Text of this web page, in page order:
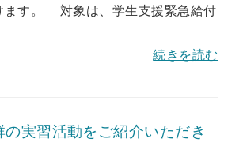
ます。 対象は、学生支援緊急給付
続きを読む
実習活動をご紹介いただき